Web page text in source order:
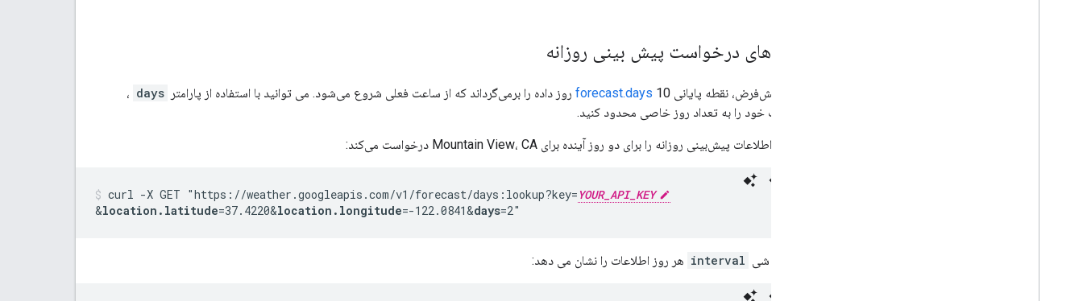
نمونه های درخواست پیش بینی روزانه
به‌طور پیش‌فرض، نقطه پایانی forecast.days 10 روز داده را برمی‌گرداند که از ساعت فعلی شروع می‌شود. می توانید با استفاده از پارامتر days ،
درخواست خود را به تعداد روز خاصی محدود کنید.
مثال زیر اطلاعات پیش‌بینی روزانه را برای دو روز آینده برای Mountain View، CA درخواست می‌کند:
curl -X GET "https://weather.googleapis.com/v1/forecast/days:lookup?key= YOUR_API_KEY
&location.latitude=37.4220&location.longitude=-122.0841&days=2"
در پاسخ، شی interval هر روز اطلاعات را نشان می دهد: